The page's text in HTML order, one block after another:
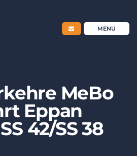
MENU
MeBo
Eppan
SS 42/SS 38